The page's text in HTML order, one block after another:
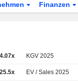
Finanzen
KGV 2025
25.5x EV / Sales 2025